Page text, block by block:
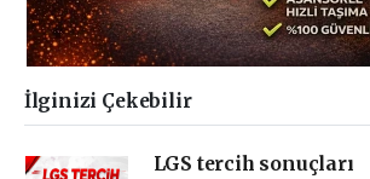
İlginizi Çekebilir
LGS tercih sonuçları